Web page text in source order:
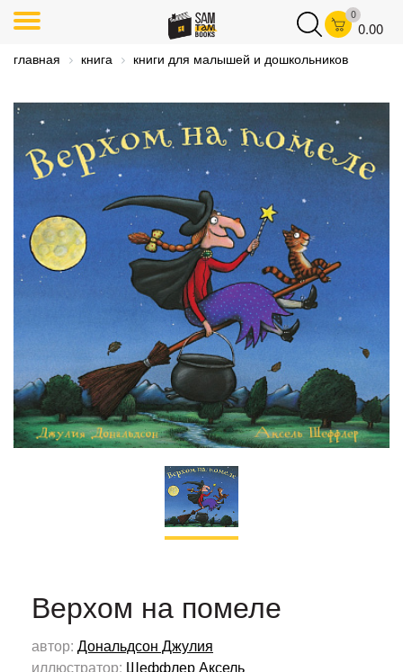
0
0.00
главная книга книги для малышей и дошкольников
Верхом на помеле
автор: Дональдсон Джулия
иллюстратор: Шеффлер Аксель